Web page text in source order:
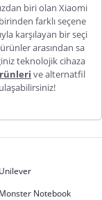
biri olan Xiaomi
farklı seçene
karşılayan bir seçi
arasından sa
teknolojik cihaza
i ve alternatfil
Unilever
Monster Notebook